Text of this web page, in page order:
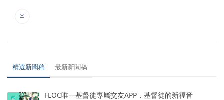
精選新聞稿 最新新聞稿
FLOC唯一基督徒專屬交友APP，基督徒的新福音